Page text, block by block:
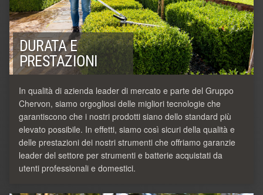
DURATA E
PRESTAZIONI
In qualità di azienda leader di mercato e parte del Gruppo
Chervon, siamo orgogliosi delle migliori tecnologie che
garantiscono che i nostri prodotti siano dello standard più
elevato possibile. In effetti, siamo così sicuri della qualità e
delle prestazioni dei nostri strumenti che offriamo garanzie
leader del settore per strumenti e batterie acquistati da
utenti professionali e domestici.